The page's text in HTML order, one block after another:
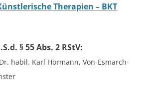
Therapien – BKT
§ 55 Abs. 2 RStV:
habil. Karl Hörmann, Von-Esmarch-